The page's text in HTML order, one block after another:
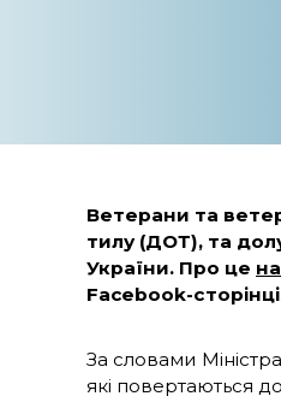
Ветерани та
тилу (ДОТ), та
України. Про це
Facebook-
За словами
які повертаються